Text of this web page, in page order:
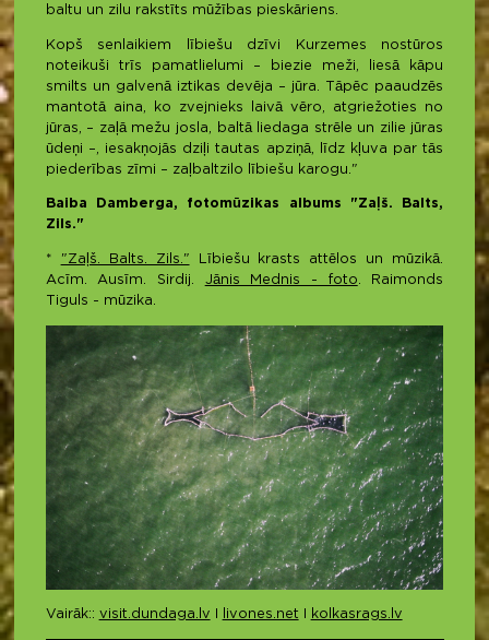
baltu un zilu rakstīts mūžības pieskāriens.
Kopš senlaikiem lībiešu dzīvi Kurzemes nostūros
noteikuši trīs pamatlielumi – biezie meži, liesā kāpu
smilts un galvenā iztikas devēja – jūra. Tāpēc paaudzēs
mantotā aina, ko zvejnieks laivā vēro, atgriežoties no
jūras, – zaļā mežu josla, baltā liedaga strēle un zilie jūras
ūdeņi –, iesakņojās dziļi tautas apziņā, līdz kļuva par tās
piederības zīmi – zaļbaltzilo lībiešu karogu."
Baiba Damberga, fotomūzikas albums "Zaļš. Balts,
Zils."
* "Zaļš. Balts. Zils." Lībiešu krasts attēlos un mūzikā.
Acīm. Ausīm. Sirdij. Jānis Mednis - foto . Raimonds
Tiguls - mūzika.
Vairāk:: visit.dundaga.lv livones.net kolkasrags.lv